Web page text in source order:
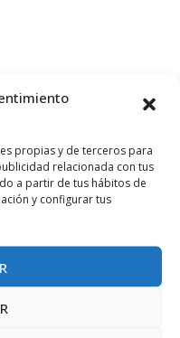
propias y de terceros para
relacionada con tus
a partir de tus hábitos de
y configurar tus
SOCIAL EUROPEU